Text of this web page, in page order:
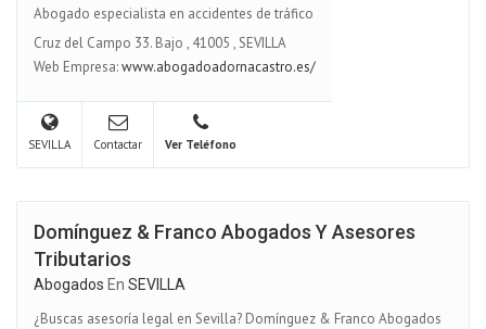
Abogado especialista en accidentes de tráfico
Cruz del Campo 33. Bajo , 41005 ,SEVILLA
Web Empresa:www.abogadoadornacastro.es/
SEVILLA Contactar Ver Teléfono
Domínguez & Franco Abogados Y Asesores
Tributarios
Abogados En SEVILLA
¿Buscas asesoría legal en Sevilla? Domínguez & Franco Abogados